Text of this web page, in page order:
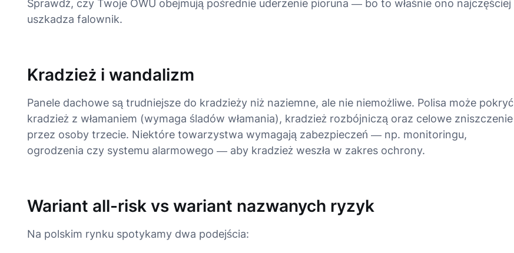
Sprawdź, czy Twoje OWU obejmują pośrednie uderzenie pioruna — bo to właśnie ono najczęściej
uszkadza falownik.
Kradzież i wandalizm
Panele dachowe są trudniejsze do kradzieży niż naziemne, ale nie niemożliwe. Polisa może pokryć
kradzież z włamaniem (wymaga śladów włamania), kradzież rozbójniczą oraz celowe zniszczenie
przez osoby trzecie. Niektóre towarzystwa wymagają zabezpieczeń — np. monitoringu,
ogrodzenia czy systemu alarmowego — aby kradzież weszła w zakres ochrony.
Wariant all-risk vs wariant nazwanych ryzyk
Na polskim rynku spotykamy dwa podejścia: